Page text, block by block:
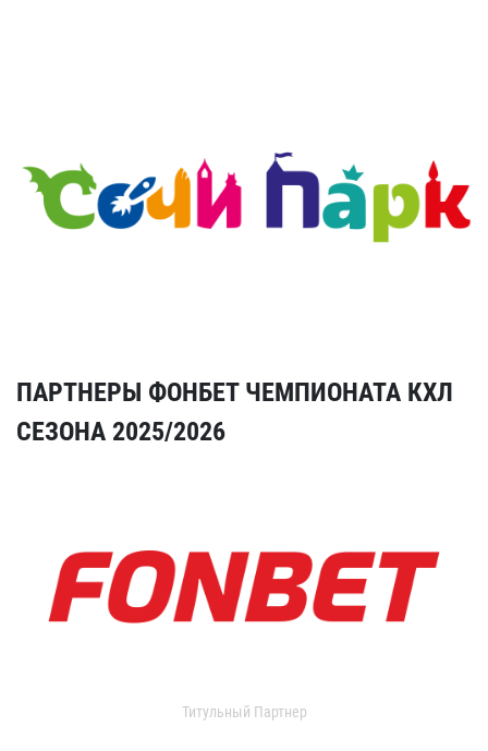
ПАРТНЕРЫ ФОНБЕТ ЧЕМПИОНАТА КХЛ
СЕЗОНА 2025/2026
Титульный Партнер